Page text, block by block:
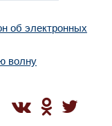
об электронных
волну